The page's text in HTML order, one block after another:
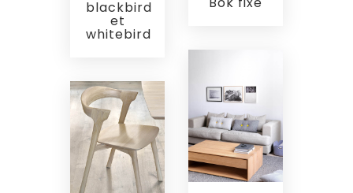
blackbird
et
whitebird